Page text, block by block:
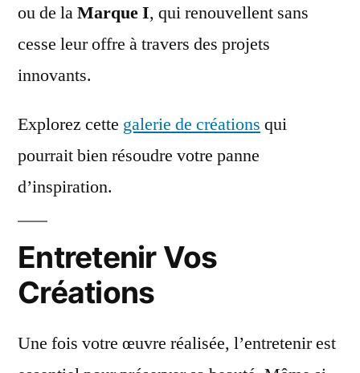
ou de laMarque I, qui renouvellent sans
cesse leur offre à travers des projets
innovants.
Explorez cette galerie de créations qui
pourrait bien résoudre votre panne
d’inspiration.
Entretenir Vos
Créations
Une fois votre œuvre réalisée, l’entretenir est